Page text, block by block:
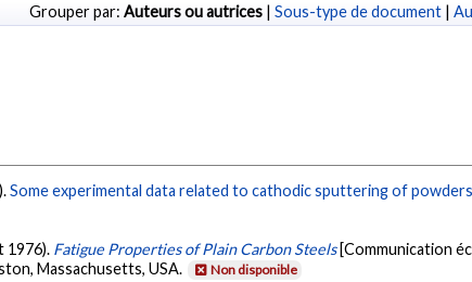
Grouper par: Auteurs ou autrices| Sous-type de document|
Some experimental data related to cathodic sputtering of
1976). Fatigue Properties of Plain Carbon Steels [Communication
Massachusetts, USA.
Non disponible